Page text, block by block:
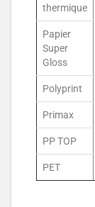
thermique
Papier
Super
Gloss
Polyprint
Primax
PP TOP
PET